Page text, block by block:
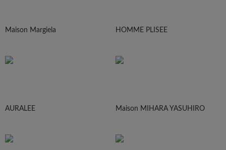
Maison Margiela HOMME PLISEE
AURALEE Maison MIHARA YASUHIRO